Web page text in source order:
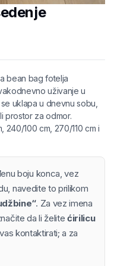
bean bag fotelja
uživanje u
uklapa u dnevnu sobu,
prostor za odmor.
240/100 cm, 270/110 cm i
boju konca, vez
navedite to prilikom
. Za vez imena
da li želitećirilicu
kontaktirati; a za